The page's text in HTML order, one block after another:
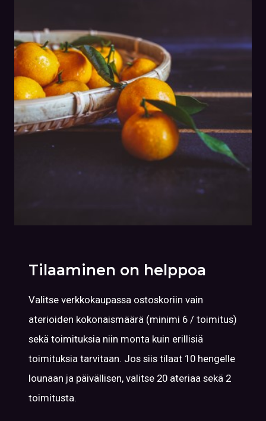
Tilaaminen on helppoa
Valitse verkkokaupassa ostoskoriin vain
aterioiden kokonaismäärä (minimi 6 / toimitus)
sekä toimituksia niin monta kuin erillisiä
toimituksia tarvitaan. Jos siis tilaat 10 hengelle
lounaan ja päivällisen, valitse 20 ateriaa sekä 2
toimitusta.